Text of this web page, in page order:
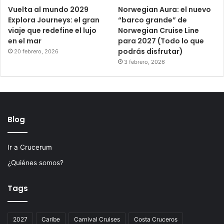
Vuelta al mundo 2029
Explora Journeys: el gran
viaje que redefine el lujo
en el mar
20 febrero, 2026
Norwegian Aura: el nuevo
“barco grande” de
Norwegian Cruise Line
para 2027 (Todo lo que
podrás disfrutar)
3 febrero, 2026
Blog
Ir a Crucerum
¿Quiénes somos?
Tags
2027 Caribe Carnival Cruises Costa Cruceros